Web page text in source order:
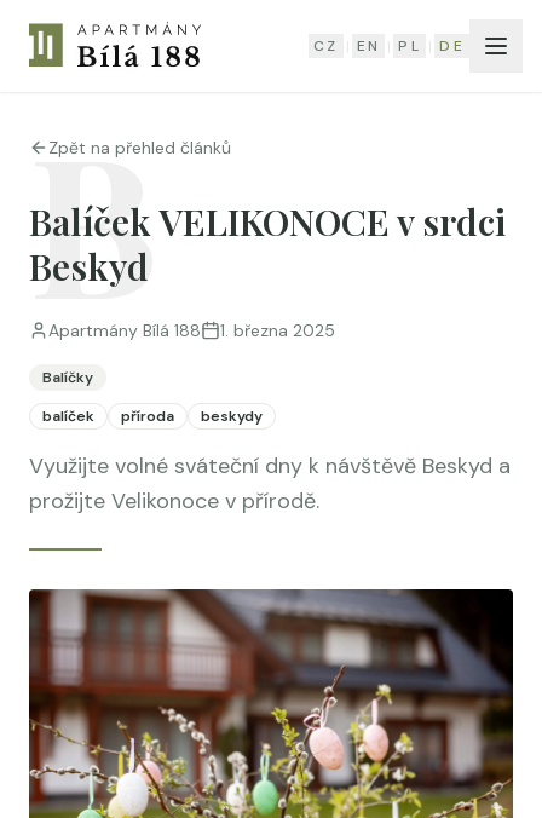
CZ | EN | PL | DE
CZ | EN | PL | DE
Zpět na přehled článků
B
Balíček VELIKONOCE v srdci
Beskyd
Apartmány Bílá 188 1. března 2025
Balíčky
balíček
příroda beskydy
Využijte volné sváteční dny k návštěvě Beskyd a
prožijte Velikonoce v přírodě.